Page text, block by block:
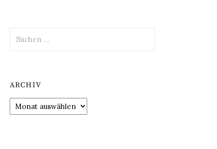
nach:
ARCHIV
Archiv